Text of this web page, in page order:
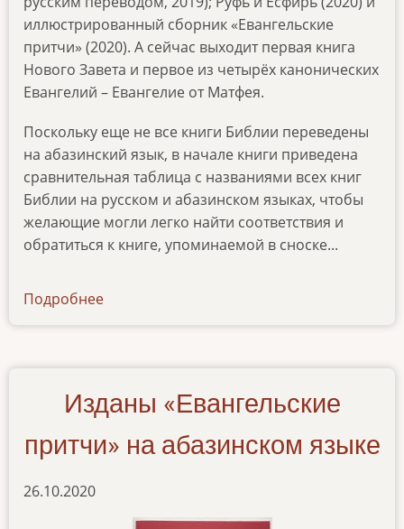
иллюстрированный сборник «Евангельские
притчи» (2020). А сейчас выходит первая книга
Нового Завета и первое из четырёх канонических
Евангелий – Евангелие от Матфея.
Поскольку еще не все книги Библии переведены
на абазинский язык, в начале книги приведена
сравнительная таблица с названиями всех книг
Библии на русском и абазинском языках, чтобы
желающие могли легко найти соответствия и
обратиться к книге, упоминаемой в сноске...
Подробнее
Изданы «Евангельские
притчи» на абазинском языке
26.10.2020